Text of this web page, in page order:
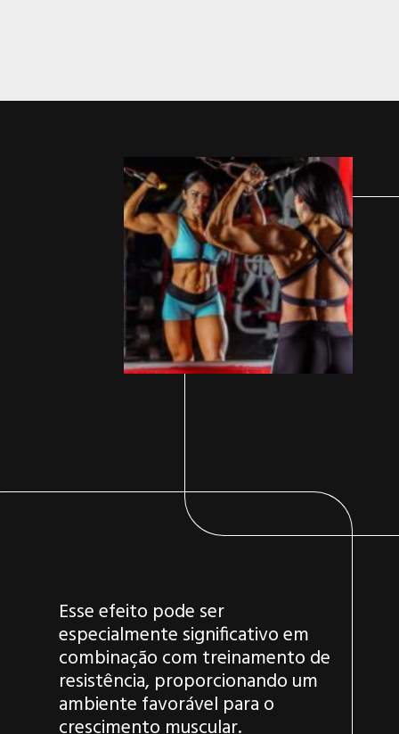
Esse efeito pode ser
especialmente significativo em
combinação com treinamento de
resistência, proporcionando um
ambiente favorável para o